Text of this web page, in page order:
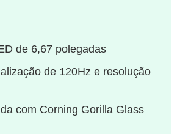
de 6,67 polegadas
de 120Hz e resolução
com Corning Gorilla Glass